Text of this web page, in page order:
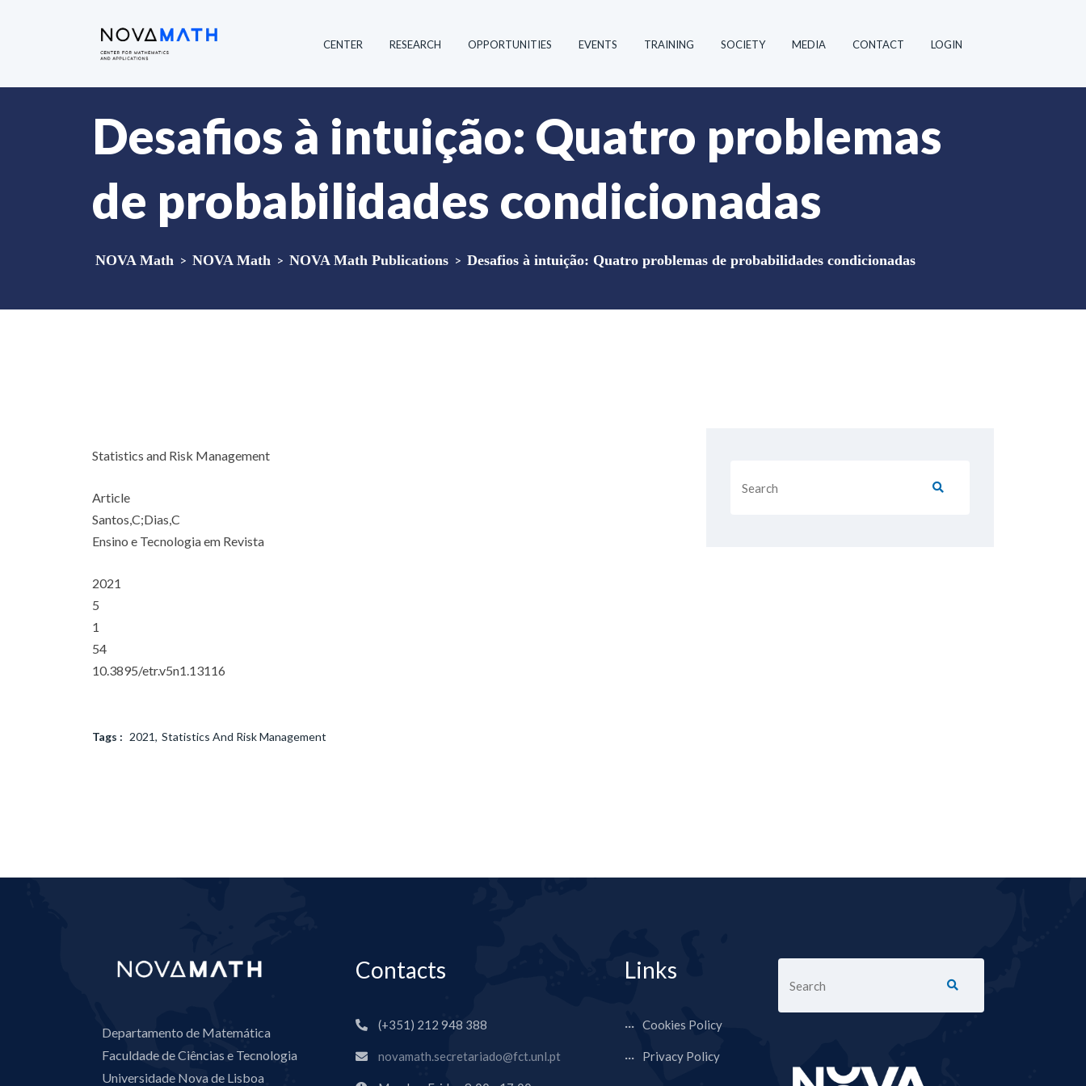
CENTER RESEARCH OPPORTUNITIES EVENTS TRAINING SOCIETY MEDIA CONTACT LOGIN
Desafios à intuição: Quatro problemas
de probabilidades condicionadas
NOVA Math > NOVA Math > NOVA Math Publications > Desafios à intuição: Quatro problemas de probabilidades condicionadas
Statistics and Risk Management
Article
Santos,C;Dias,C
Ensino e Tecnologia em Revista
2021
5
1
54
10.3895/etr.v5n1.13116
Tags : 2021 Statistics And Risk Management
Departamento de Matemática
Faculdade de Ciências e Tecnologia
Universidade Nova de Lisboa
Contacts
(+351) 212 948 388
novamath.secretariado@fct.unl.pt
Links
Cookies Policy
Privacy Policy